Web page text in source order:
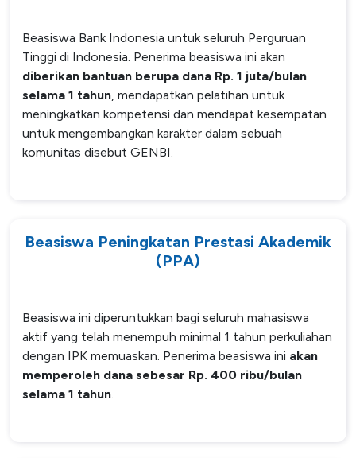
Lapor
Satgas PPKPT
Laporan Keuangan
Beasiswa Bank Indonesia untuk seluruh Perguruan
Tinggi di Indonesia. Penerima beasiswa ini akan
diberikan bantuan berupa dana Rp. 1 juta/bulan
selama 1 tahun, mendapatkan pelatihan untuk
meningkatkan kompetensi dan mendapat kesempatan
untuk mengembangkan karakter dalam sebuah
komunitas disebut GENBI.
Beasiswa Peningkatan Prestasi Akademik
(PPA)
Beasiswa ini diperuntukkan bagi seluruh mahasiswa
aktif yang telah menempuh minimal 1 tahun perkuliahan
dengan IPK memuaskan. Penerima beasiswa ini akan
memperoleh dana sebesar Rp. 400 ribu/bulan
selama 1 tahun.